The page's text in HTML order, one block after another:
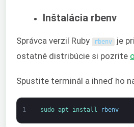
Inštalácia rbenv
Správca verzií Ruby rbenv je
ostatné distribúcie si pozrite
Spustite terminál a ihneď ho
1 sudo apt install rbenv